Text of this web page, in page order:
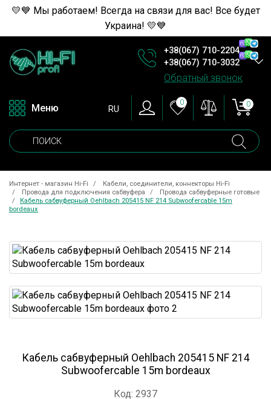
💛💙 Мы работаем! Всегда на связи для вас! Все будет
Украина! 💛💙
+38(067) 710-2204
+38(067) 710-3032
Обратный звонок
Меню RU
0 0
Интернет - магазин Hi-Fi
Кабели, соединители, коннекторы Hi-Fi
Провода для подключения сабвуфера
Провода сабвуферные готовые
Кабель сабвуферный Oehlbach 205415 NF 214 Subwoofercable 15m
bordeaux
Кабель сабвуферный Oehlbach 205415 NF 214
Subwoofercable 15m bordeaux
Код: 2937